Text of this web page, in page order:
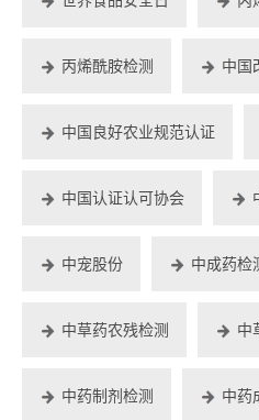
丙烯酰胺检测 中国
中国良好农业规范认证
中国认证认可协会
中宠股份 中成药检
中草药农残检测 中
中药制剂检测 中药